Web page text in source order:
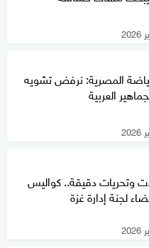
المصرية: نرفض تشويه
العربية
وتحريات دقيقة.. كواليس
لجنة إدارة غزة